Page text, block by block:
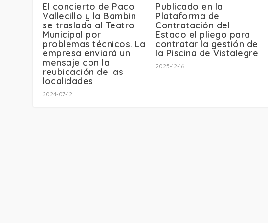
El concierto de Paco
Vallecillo y la Bambin
se traslada al Teatro
Municipal por
problemas técnicos. La
empresa enviará un
mensaje con la
reubicación de las
localidades
2024-07-12
Publicado en la
Plataforma de
Contratación del
Estado el pliego para
contratar la gestión de
la Piscina de Vistalegre
2025-12-16